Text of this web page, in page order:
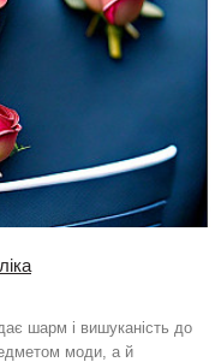
шарм і вишуканість до
моди, а й